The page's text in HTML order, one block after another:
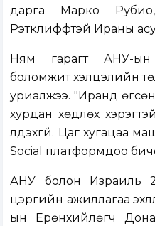
дарга Марко
Рэтклиффтэй Ираны
Ням гарагт АНУ-
боломжит хэлцэлийн
уриалжээ. "Иранд
хурдан хөдлөх
үлдэхгүй. Цаг хугацаа
Social платформдоо
АНУ болон Израиль
цэргийн ажиллагаа
ын Ерөнхийлөгч